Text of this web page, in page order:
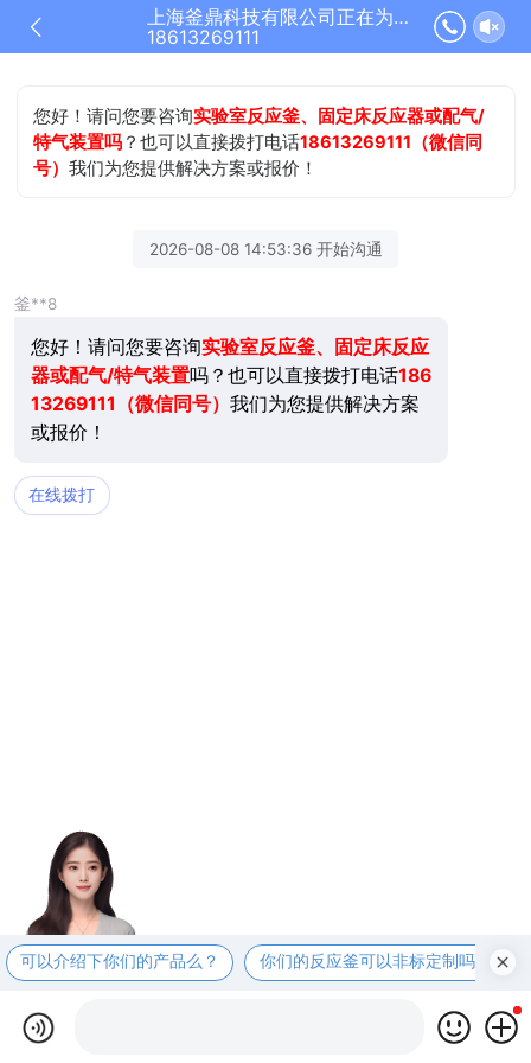
上海釜鼎科技有限公司正在为您服务
18613269111
您好！请问您要咨询实验室反应釜、固定床反应器或配气/
特气装置吗 ？也可以直接拨打电话18613269111（微信同
号）我们为您提供解决方案或报价！
2026-08-08 14:53:36 开始沟通
釜**8
您好！请问您要咨询实验室反应釜、固定床反应
器或配气/特气装置吗？也可以直接拨打电话186
13269111（微信同号） 我们为您提供解决方案
或报价！
在线拨打
可以介绍下你们的产品么？ 你们的反应釜可以非标定制吗？